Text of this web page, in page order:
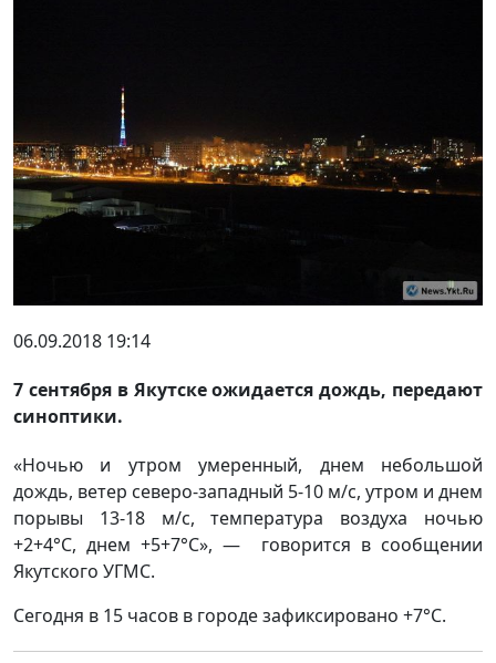
06.09.2018 19:14
7 сентября в Якутске ожидается дождь, передают
синоптики.
«Ночью и утром умеренный, днем небольшой
дождь, ветер северо-западный 5-10 м/с, утром и днем
порывы 13-18 м/с, температура воздуха ночью
+2+4°С, днем +5+7°С», — говорится в сообщении
Якутского УГМС.
Сегодня в 15 часов в городе зафиксировано +7°С.